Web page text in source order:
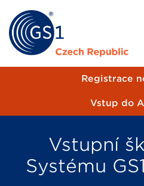
Registrace
Vstup do
Vstupní
Systému